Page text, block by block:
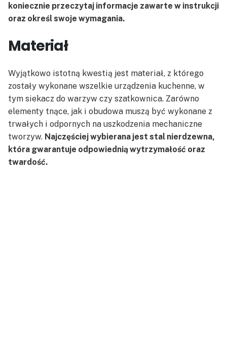
koniecznie przeczytaj informacje zawarte w instrukcji
oraz określ swoje wymagania.
Materiał
Wyjątkowo istotną kwestią jest materiał, z którego
zostały wykonane wszelkie urządzenia kuchenne, w
tym siekacz do warzyw czy szatkownica. Zarówno
elementy tnące, jak i obudowa muszą być wykonane z
trwałych i odpornych na uszkodzenia mechaniczne
tworzyw. Najczęściej wybierana jest stal nierdzewna,
która gwarantuje odpowiednią wytrzymałość oraz
twardość.